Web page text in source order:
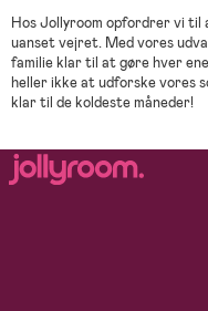
Hos Jollyroom opfordrer vi til
uanset vejret. Med vores
familie klar til at gøre hver
heller ikke at udforske vores
klar til de koldeste måneder!